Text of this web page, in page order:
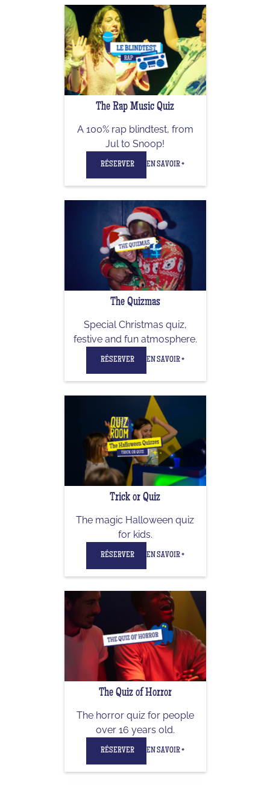
The Rap Music Quiz
A 100% rap blindtest, from
Jul to Snoop!
RÉSERVER EN SAVOIR +
The Quizmas
Special Christmas quiz,
festive and fun atmosphere.
RÉSERVER EN SAVOIR +
Trick or Quiz
The magic Halloween quiz
for kids.
RÉSERVER EN SAVOIR +
The Quiz of Horror
The horror quiz for people
over 16 years old.
RÉSERVER EN SAVOIR +